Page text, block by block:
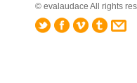
© evalaudace All rights